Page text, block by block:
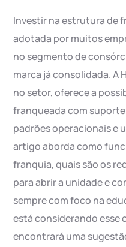
Investir na estrutura de
adotada por muitos
no segmento de
marca já consolidada. A
no setor, oferece a
franqueada com
padrões operacionais e
artigo aborda como
franquia, quais são os
para abrir a unidade e
sempre com foco na
está considerando esse
encontrará uma